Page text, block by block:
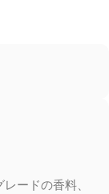
ードの香料、